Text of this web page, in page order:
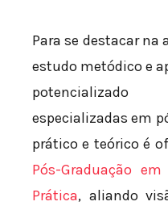
Para se destacar na
estudo metódico e
especializadas em
prático e teórico é
Pós-Graduação
Prática, aliando